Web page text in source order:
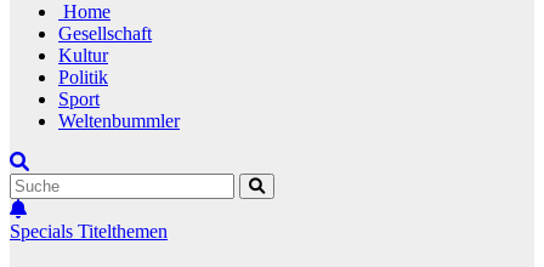
Home
Gesellschaft
Kultur
Politik
Sport
Weltenbummler
Specials Titelthemen